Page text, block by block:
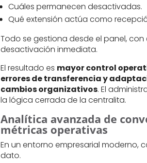
Cuáles permanecen desactivadas.
Qué extensión actúa como
Todo se gestiona desde el panel,
desactivación inmediata.
El resultado es mayor control
errores de transferencia y
cambios organizativos. El
la lógica cerrada de la centralita.
Analítica avanzada de
métricas operativas
En un entorno empresarial moderno,
dato.